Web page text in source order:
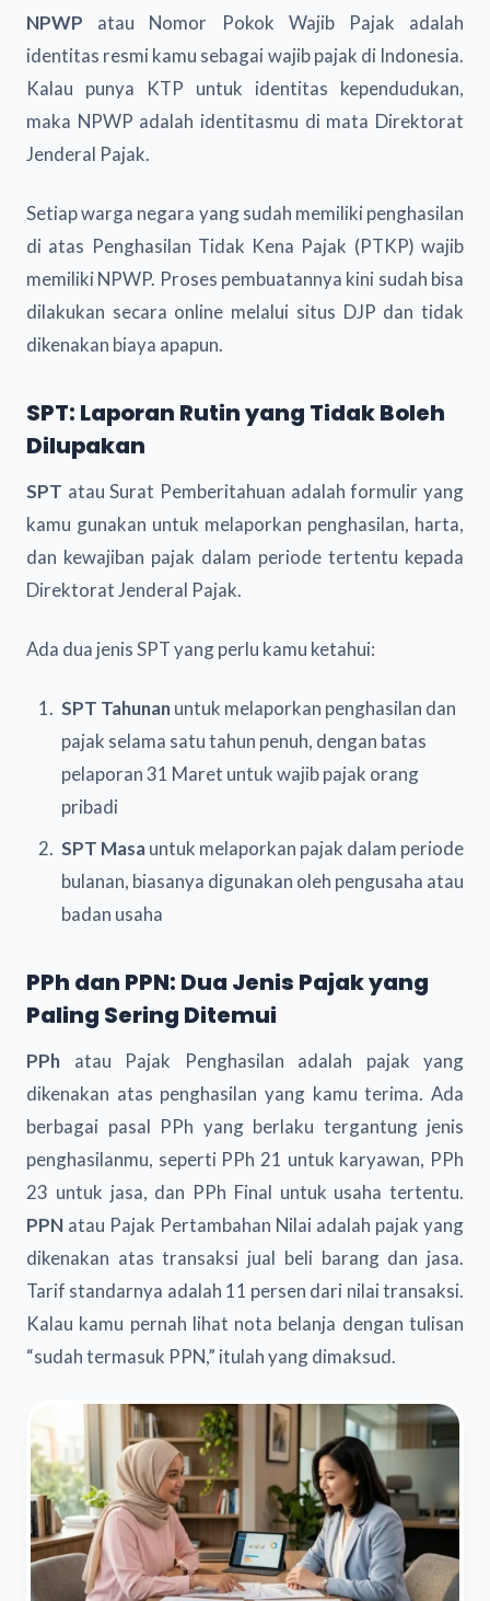
NPWP atau Nomor Pokok Wajib Pajak adalah
identitas resmi kamu sebagai wajib pajak di Indonesia.
Kalau punya KTP untuk identitas kependudukan,
maka NPWP adalah identitasmu di mata Direktorat
Jenderal Pajak.
Setiap warga negara yang sudah memiliki penghasilan
di atas Penghasilan Tidak Kena Pajak (PTKP) wajib
memiliki NPWP. Proses pembuatannya kini sudah bisa
dilakukan secara online melalui situs DJP dan tidak
dikenakan biaya apapun.
SPT: Laporan Rutin yang Tidak Boleh
Dilupakan
SPT atau Surat Pemberitahuan adalah formulir yang
kamu gunakan untuk melaporkan penghasilan, harta,
dan kewajiban pajak dalam periode tertentu kepada
Direktorat Jenderal Pajak.
Ada dua jenis SPT yang perlu kamu ketahui:
SPT Tahunanuntuk melaporkan penghasilan dan
pajak selama satu tahun penuh, dengan batas
pelaporan 31 Maret untuk wajib pajak orang
pribadi
SPT Masauntuk melaporkan pajak dalam periode
bulanan, biasanya digunakan oleh pengusaha atau
badan usaha
PPh dan PPN: Dua Jenis Pajak yang
Paling Sering Ditemui
PPh atau Pajak Penghasilan adalah pajak yang
dikenakan atas penghasilan yang kamu terima. Ada
berbagai pasal PPh yang berlaku tergantung jenis
penghasilanmu, seperti PPh 21 untuk karyawan, PPh
23 untuk jasa, dan PPh Final untuk usaha tertentu.
PPN atau Pajak Pertambahan Nilai adalah pajak yang
dikenakan atas transaksi jual beli barang dan jasa.
Tarif standarnya adalah 11 persen dari nilai transaksi.
Kalau kamu pernah lihat nota belanja dengan tulisan
“sudah termasuk PPN,” itulah yang dimaksud.